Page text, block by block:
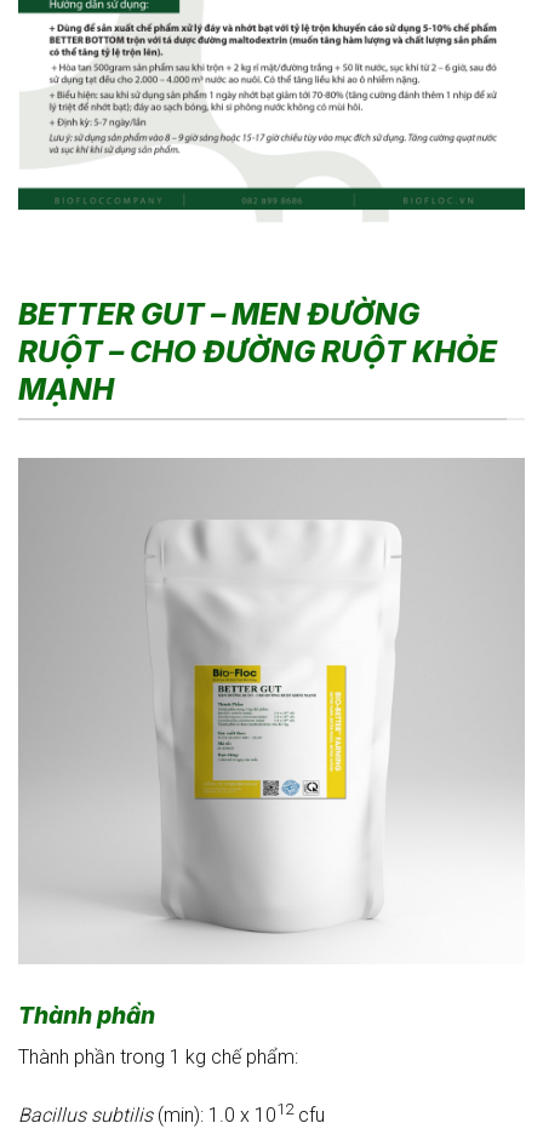
BETTER GUT – MEN ĐƯỜNG
RUỘT – CHO ĐƯỜNG RUỘT KHỎE
MẠNH
Thành phần
Thành phần trong 1 kg chế phẩm:
Bacillus subtilis (min): 1.0 x 1012cfu